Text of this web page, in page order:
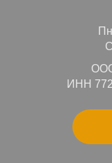
ИНН